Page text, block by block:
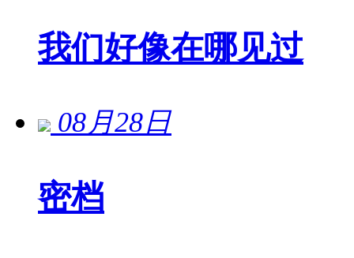
我们好像在哪见过
08月28日
密档